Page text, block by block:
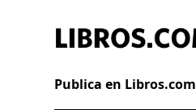
Publica en Libros.com